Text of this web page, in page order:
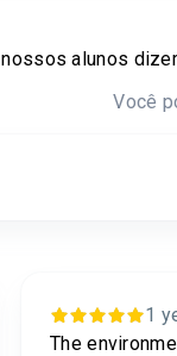
alunos
Você
1
The